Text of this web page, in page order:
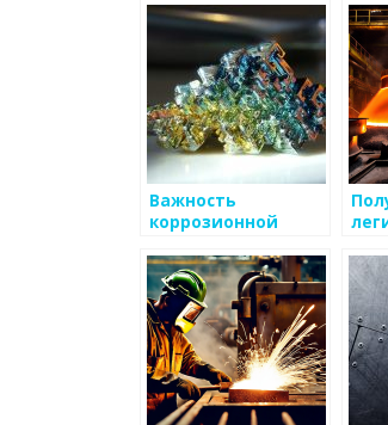
Важность
коррозионной
металлов в
промышленности